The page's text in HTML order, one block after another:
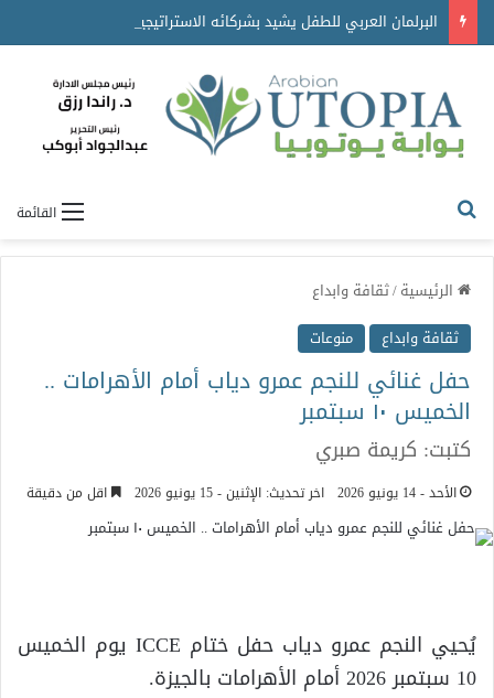
القائمة
الرئيسية/ثقافة وابداع
ثقافة وابداع
منوعات
حفل غنائي للنجم عمرو دياب أمام الأهرامات ..
الخميس ١٠ سبتمبر
كتبت: كريمة صبري
الأحد - 14 يونيو 2026 اخر تحديث: الإثنين - 15 يونيو 2026 اقل من دقيقة
يُحيي النجم عمرو دياب حفل ختام ICCE يوم الخميس
10 سبتمبر 2026 أمام الأهرامات بالجيزة.